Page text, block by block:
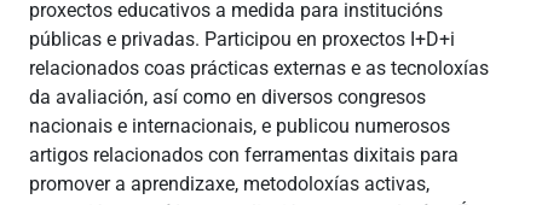
proxectos educativos a medida para institucións
públicas e privadas. Participou en proxectos I+D+i
relacionados coas prácticas externas e as tecnoloxías
da avaliación, así como en diversos congresos
nacionais e internacionais, e publicou numerosos
artigos relacionados con ferramentas dixitais para
promover a aprendizaxe, metodoloxías activas,